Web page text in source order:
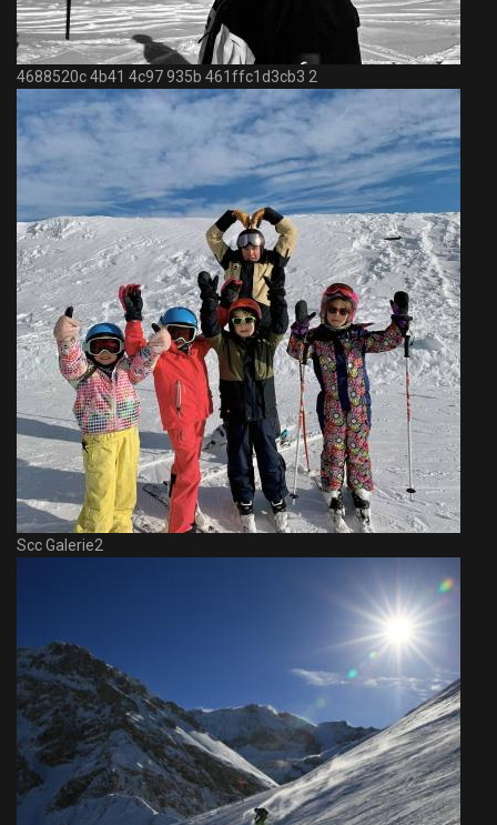
4688520c 4b41 4c97 935b 461ffc1d3cb3 2
Scc Galerie2